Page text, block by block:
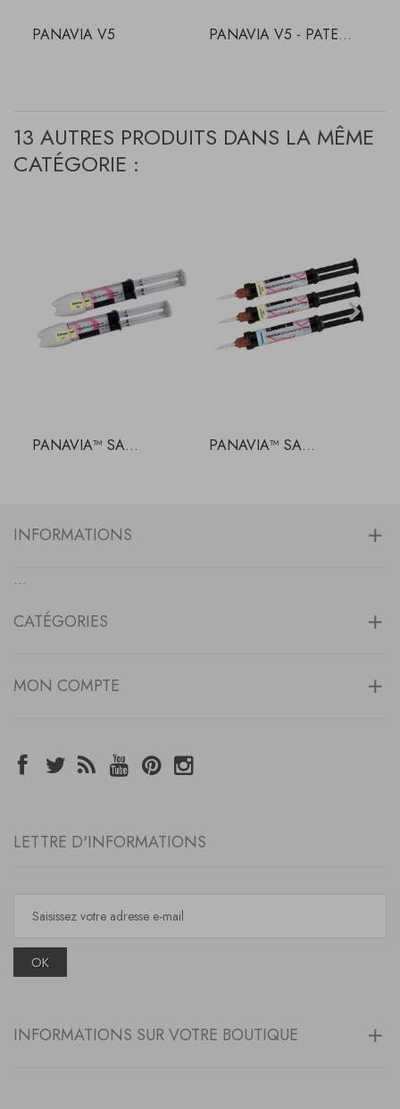
PANAVIA V5 PANAVIA V5 - PATE...
13 AUTRES PRODUITS DANS LA MÊME
CATÉGORIE :
PANAVIA™ SA... PANAVIA™ SA...
INFORMATIONS
...
CATÉGORIES
MON COMPTE
LETTRE D'INFORMATIONS
OK
INFORMATIONS SUR VOTRE BOUTIQUE